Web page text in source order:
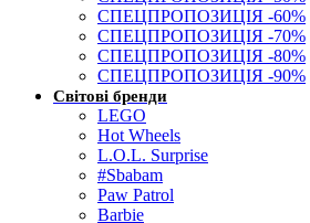
СПЕЦПРОПОЗИЦІЯ -60%
СПЕЦПРОПОЗИЦІЯ -70%
СПЕЦПРОПОЗИЦІЯ -80%
СПЕЦПРОПОЗИЦІЯ -90%
Світові бренди
LEGO
Hot Wheels
L.O.L. Surprise
#Sbabam
Paw Patrol
Barbie